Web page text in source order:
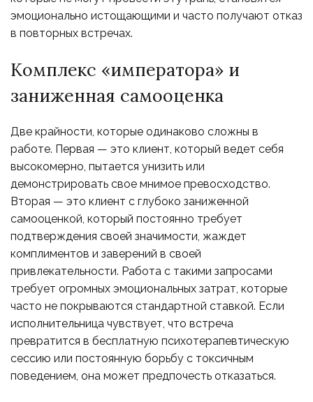
эмоционально истощающими и часто получают отказ
в повторных встречах.
Комплекс «императора» и
заниженная самооценка
Две крайности, которые одинаково сложны в
работе. Первая — это клиент, который ведет себя
высокомерно, пытается унизить или
демонстрировать свое мнимое превосходство.
Вторая — это клиент с глубоко заниженной
самооценкой, который постоянно требует
подтверждения своей значимости, жаждет
комплиментов и заверений в своей
привлекательности. Работа с такими запросами
требует огромных эмоциональных затрат, которые
часто не покрываются стандартной ставкой. Если
исполнительница чувствует, что встреча
превратится в бесплатную психотерапевтическую
сессию или постоянную борьбу с токсичным
поведением, она может предпочесть отказаться.